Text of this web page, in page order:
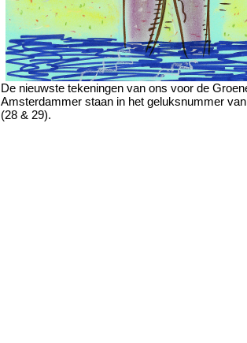
De nieuwste tekeningen van ons voor de
Amsterdammer staan in het geluksnummer
(28 & 29).